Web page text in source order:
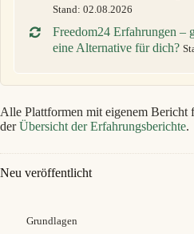
Stand: 02.08.2026
Freedom24 Erfahrungen –
eine Alternative für dich?
Alle Plattformen mit eigenem Bericht
derÜbersicht der Erfahrungsberichte.
Neu veröffentlicht
Grundlagen